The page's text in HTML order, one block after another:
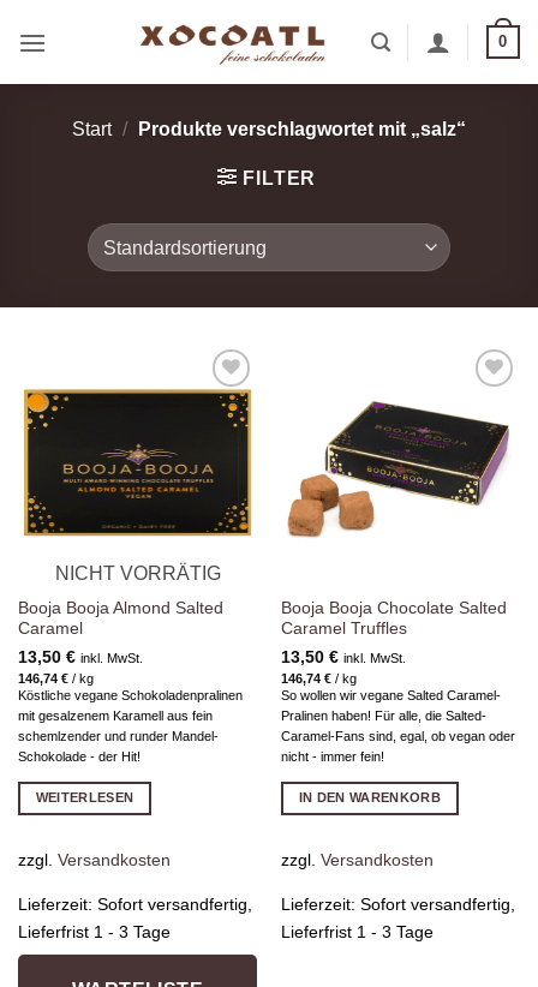
Inhalt
0
Start / Produkte verschlagwortet mit „salz“
FILTER
Wunschliste
NICHT VORRÄTIG
Booja Booja Almond Salted
Caramel
13,50 € inkl. MwSt.
146,74 €/ kg
Köstliche vegane Schokoladenpralinen
mit gesalzenem Karamell aus fein
schemlzender und runder Mandel-
Schokolade - der Hit!
WEITERLESEN
zzgl. Versandkosten
Lieferzeit: Sofort versandfertig,
Lieferfrist 1 - 3 Tage
Wunschliste
hinzufügen
Booja Booja Chocolate Salted
Caramel Truffles
13,50 € inkl. MwSt.
146,74 €/ kg
So wollen wir vegane Salted Caramel-
Pralinen haben! Für alle, die Salted-
Caramel-Fans sind, egal, ob vegan oder
nicht - immer fein!
IN DEN WARENKORB
zzgl. Versandkosten
Lieferzeit: Sofort versandfertig,
Lieferfrist 1 - 3 Tage